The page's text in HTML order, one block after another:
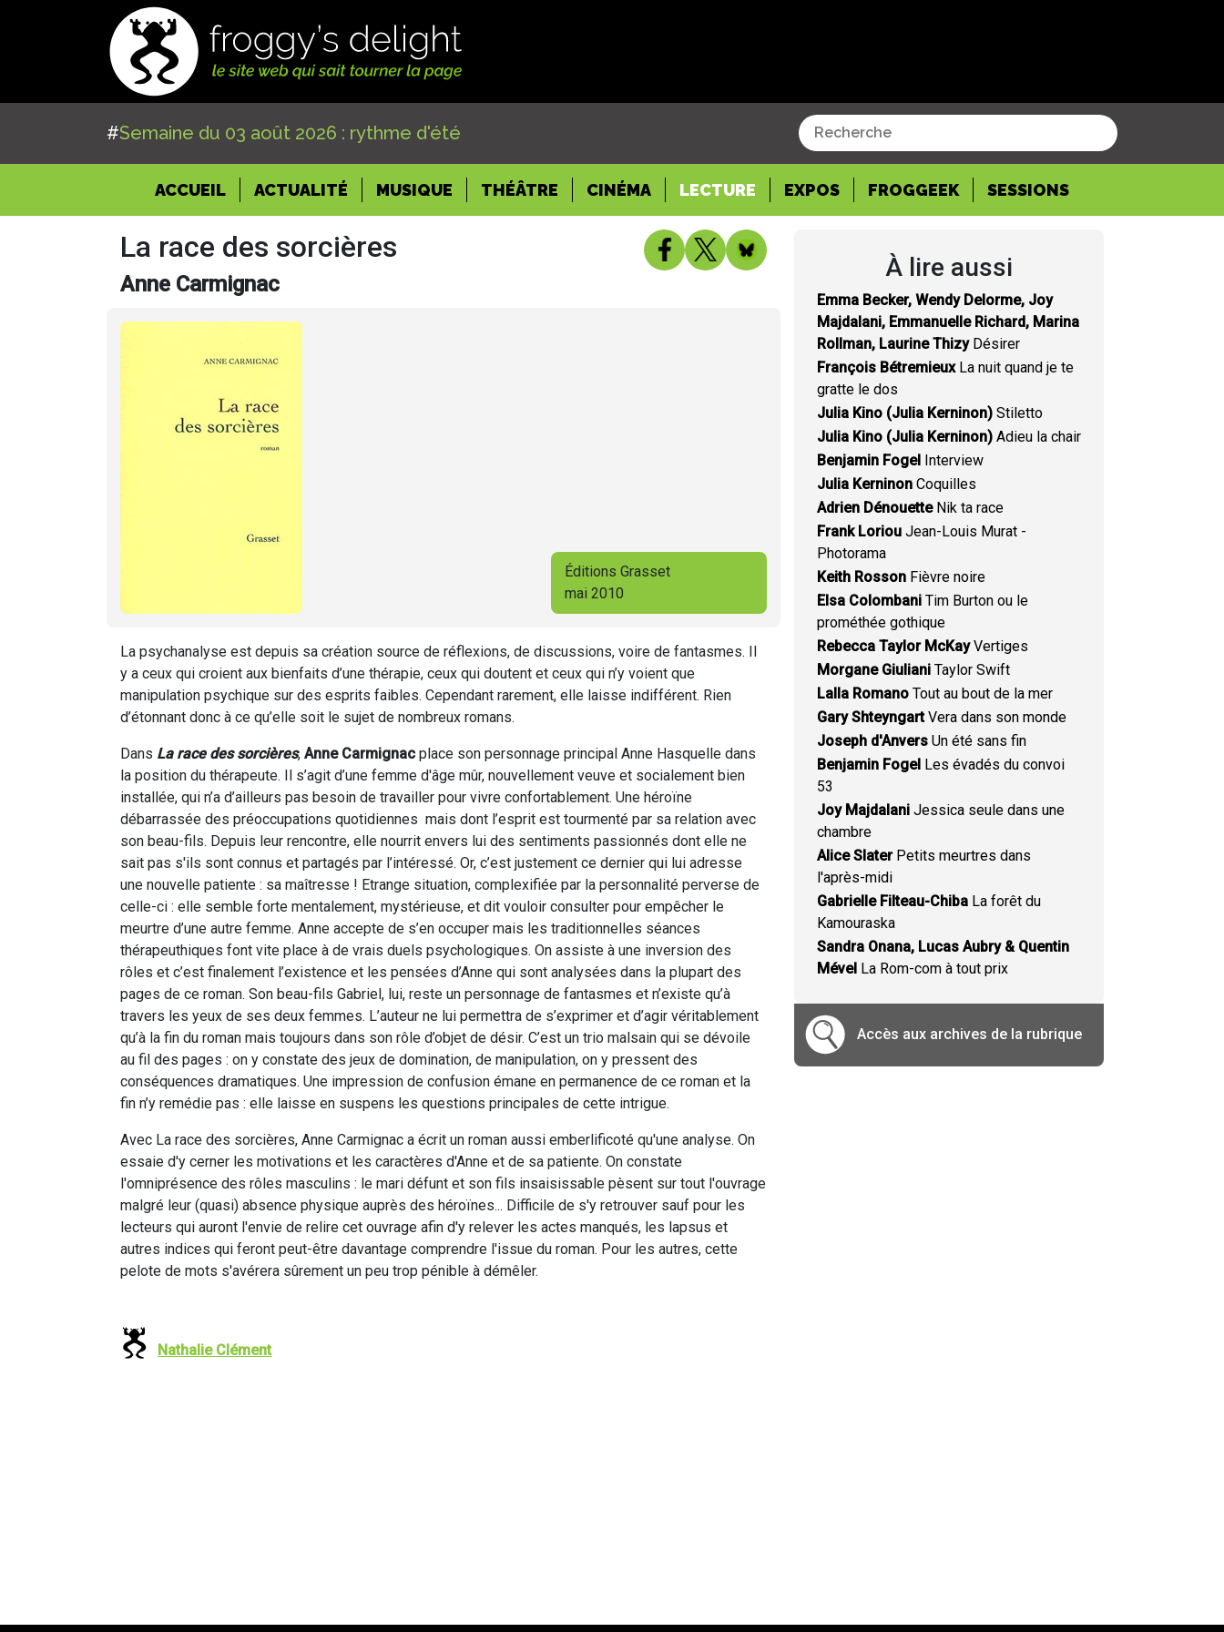
#Semaine du 03 août 2026 : rythme d'été
ACCUEIL(CURRENT)
ACTUALITÉ MUSIQUE THÉÂTRE CINÉMA LECTURE EXPOS FROGGEEK SESSIONS
La race des sorcières
Anne Carmignac
Éditions Grasset
mai 2010
La psychanalyse est depuis sa création source de réflexions, de discussions, voire de fantasmes. Il
y a ceux qui croient aux bienfaits d’une thérapie, ceux qui doutent et ceux qui n’y voient que
manipulation psychique sur des esprits faibles. Cependant rarement, elle laisse indifférent. Rien
d’étonnant donc à ce qu’elle soit le sujet de nombreux romans.
Dans La race des sorcières, Anne Carmignac place son personnage principal Anne Hasquelle dans
la position du thérapeute. Il s’agit d’une femme d'âge mûr, nouvellement veuve et socialement bien
installée, qui n’a d’ailleurs pas besoin de travailler pour vivre confortablement. Une héroïne
débarrassée des préoccupations quotidiennes mais dont l’esprit est tourmenté par sa relation avec
son beau-fils. Depuis leur rencontre, elle nourrit envers lui des sentiments passionnés dont elle ne
sait pas s'ils sont connus et partagés par l’intéressé. Or, c’est justement ce dernier qui lui adresse
une nouvelle patiente : sa maîtresse ! Etrange situation, complexifiée par la personnalité perverse de
celle-ci : elle semble forte mentalement, mystérieuse, et dit vouloir consulter pour empêcher le
meurtre d’une autre femme. Anne accepte de s’en occuper mais les traditionnelles séances
thérapeuthiques font vite place à de vrais duels psychologiques. On assiste à une inversion des
rôles et c’est finalement l’existence et les pensées d’Anne qui sont analysées dans la plupart des
pages de ce roman. Son beau-fils Gabriel, lui, reste un personnage de fantasmes et n’existe qu’à
travers les yeux de ses deux femmes. L’auteur ne lui permettra de s’exprimer et d’agir véritablement
qu’à la fin du roman mais toujours dans son rôle d’objet de désir. C’est un trio malsain qui se dévoile
au fil des pages : on y constate des jeux de domination, de manipulation, on y pressent des
conséquences dramatiques. Une impression de confusion émane en permanence de ce roman et la
fin n’y remédie pas : elle laisse en suspens les questions principales de cette intrigue.
Avec La race des sorcières, Anne Carmignac a écrit un roman aussi emberlificoté qu'une analyse. On
essaie d'y cerner les motivations et les caractères d'Anne et de sa patiente. On constate
l'omniprésence des rôles masculins : le mari défunt et son fils insaisissable pèsent sur tout l'ouvrage
malgré leur (quasi) absence physique auprès des héroïnes... Difficile de s'y retrouver sauf pour les
lecteurs qui auront l'envie de relire cet ouvrage afin d'y relever les actes manqués, les lapsus et
autres indices qui feront peut-être davantage comprendre l'issue du roman. Pour les autres, cette
pelote de mots s'avérera sûrement un peu trop pénible à démêler.
Nathalie Clément
À lire aussi
Emma Becker, Wendy Delorme, Joy
Majdalani, Emmanuelle Richard, Marina
Rollman, Laurine ThizyDésirer
François BétremieuxLa nuit quand je te
gratte le dos
Julia Kino (Julia Kerninon) Stiletto
Julia Kino (Julia Kerninon) Adieu la chair
Benjamin Fogel Interview
Julia Kerninon Coquilles
Adrien DénouetteNik ta race
Frank Loriou Jean-Louis Murat -
Photorama
Keith Rosson Fièvre noire
Elsa Colombani Tim Burton ou le
prométhée gothique
Rebecca Taylor McKayVertiges
Morgane Giuliani Taylor Swift
Lalla Romano Tout au bout de la mer
Gary ShteyngartVera dans son monde
Joseph d'Anvers Un été sans fin
Benjamin Fogel Les évadés du convoi
53
Joy Majdalani Jessica seule dans une
chambre
Alice SlaterPetits meurtres dans
l'après-midi
Gabrielle Filteau-Chiba La forêt du
Kamouraska
Sandra Onana, Lucas Aubry & Quentin
Mével La Rom-com à tout prix
Accès aux archives de la rubrique